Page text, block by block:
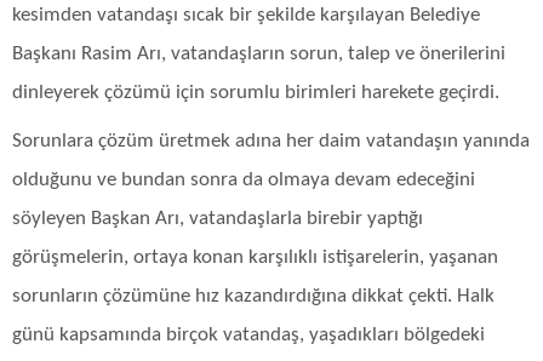
kesimden vatandaşı sıcak bir şekilde karşılayan Belediye
Başkanı Rasim Arı, vatandaşların sorun, talep ve önerilerini
dinleyerek çözümü için sorumlu birimleri harekete geçirdi.
Sorunlara çözüm üretmek adına her daim vatandaşın yanında
olduğunu ve bundan sonra da olmaya devam edeceğini
söyleyen Başkan Arı, vatandaşlarla birebir yaptığı
görüşmelerin, ortaya konan karşılıklı istişarelerin, yaşanan
sorunların çözümüne hız kazandırdığına dikkat çekti. Halk
günü kapsamında birçok vatandaş, yaşadıkları bölgedeki